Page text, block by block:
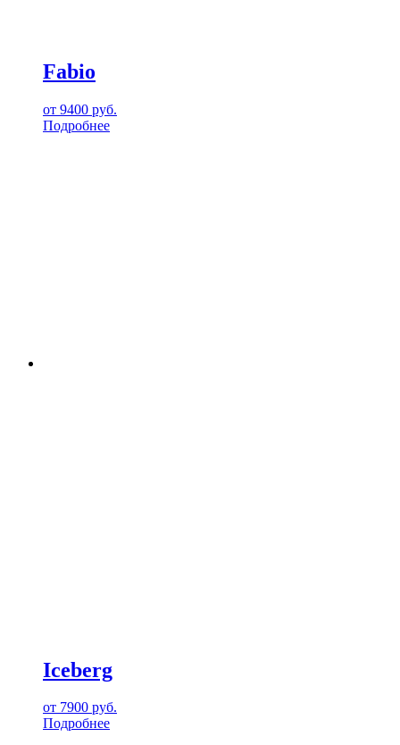
Fabio
от 9400 руб.
Подробнее
Iceberg
от 7900 руб.
Подробнее